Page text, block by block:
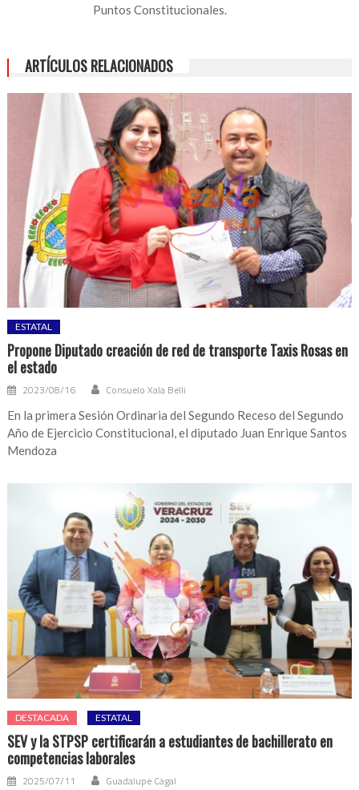
Puntos Constitucionales.
ARTÍCULOS RELACIONADOS
ESTATAL
Propone Diputado creación de red de transporte Taxis Rosas en
el estado
2023/08/16 Consuelo Xala Belli
En la primera Sesión Ordinaria del Segundo Receso del Segundo
Año de Ejercicio Constitucional, el diputado Juan Enrique Santos
Mendoza
DESTACADA ESTATAL
SEV y la STPSP certificarán a estudiantes de bachillerato en
competencias laborales
2025/07/11 Guadalupe Cagal